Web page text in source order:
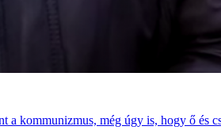
kommunizmus, még úgy is, hogy ő és